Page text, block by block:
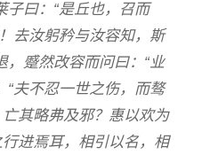
子曰：“是丘也，召而
去汝躬矜与汝容知，斯
，蹙然改容而问曰：“业
“夫不忍一世之伤，而骜
其略弗及邪？惠以欢为
进焉耳，相引以名，相